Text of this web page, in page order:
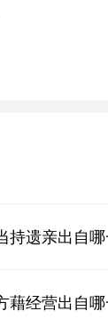
持遗亲出自哪
藉经营出自哪